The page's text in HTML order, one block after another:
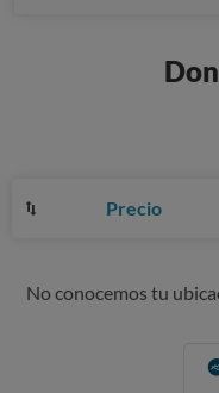
Precio
No conocemos tu